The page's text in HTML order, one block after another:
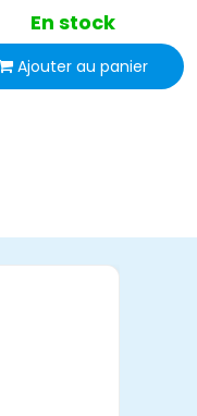
En stock
Ajouter au panier